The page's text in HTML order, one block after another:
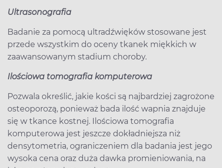
Ultrasonografia
Badanie za pomocą ultradźwięków stosowane jest
przede wszystkim do oceny tkanek miękkich w
zaawansowanym stadium choroby.
Ilościowa tomografia komputerowa
Pozwala określić, jakie kości są najbardziej zagrożone
osteoporozą, ponieważ bada ilość wapnia znajduje
się w tkance kostnej. Ilościowa tomografia
komputerowa jest jeszcze dokładniejsza niż
densytometria, ograniczeniem dla badania jest jego
wysoka cena oraz duża dawka promieniowania, na